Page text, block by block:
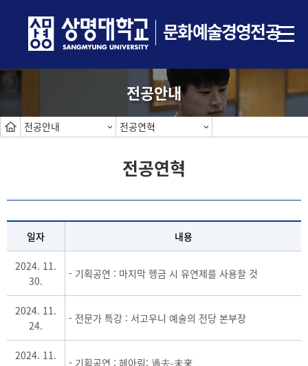
문화예술경영전공
전공안내
전공안내 전공연혁
전공연혁
일자 내용
2024. 11.
30.
- 기획공연 : 마지막 헹금 시 유연제를 사용할 것
2024. 11.
24.
- 전문가 특강 : 서고우니 예술의 전당 본부장
2024. 11.
- 기획공연 : 헤아림: 過去-未來